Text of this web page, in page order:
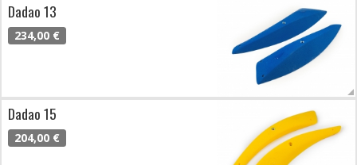
Dadao 13
234,00 €
Dadao 15
204,00 €